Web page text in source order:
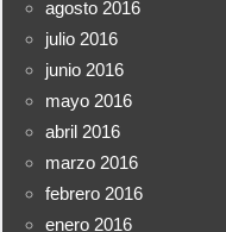
agosto 2016
julio 2016
junio 2016
mayo 2016
abril 2016
marzo 2016
febrero 2016
enero 2016